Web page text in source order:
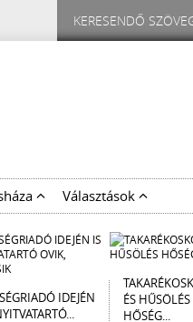
Választások
IDEJÉN
ÉS HŰSÖLÉS
HŐSÉG...